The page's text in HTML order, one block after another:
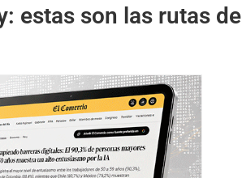
estas son las rutas de